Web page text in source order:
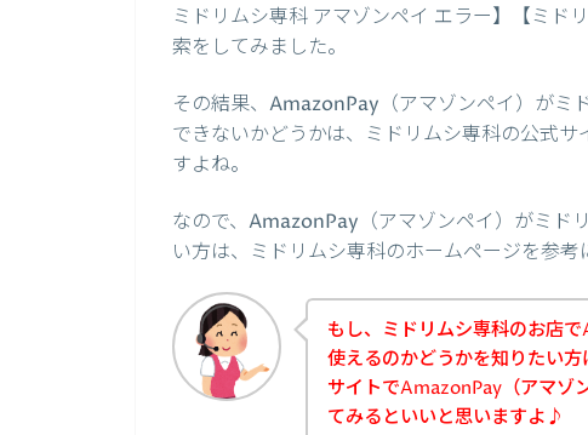
ミドリムシ専科 アマゾンペイ エラー】【ミ
索をしてみました。
その結果、AmazonPay（アマゾンペイ）がミ
できないかどうかは、ミドリムシ専科の公式
すよね。
なので、AmazonPay（アマゾンペイ）がミド
い方は、ミドリムシ専科のホームページを参考
もし、ミドリムシ専科のお店
使えるのかどうかを知りたい
サイトでAmazonPay（アマゾ
てみるといいと思いますよ♪